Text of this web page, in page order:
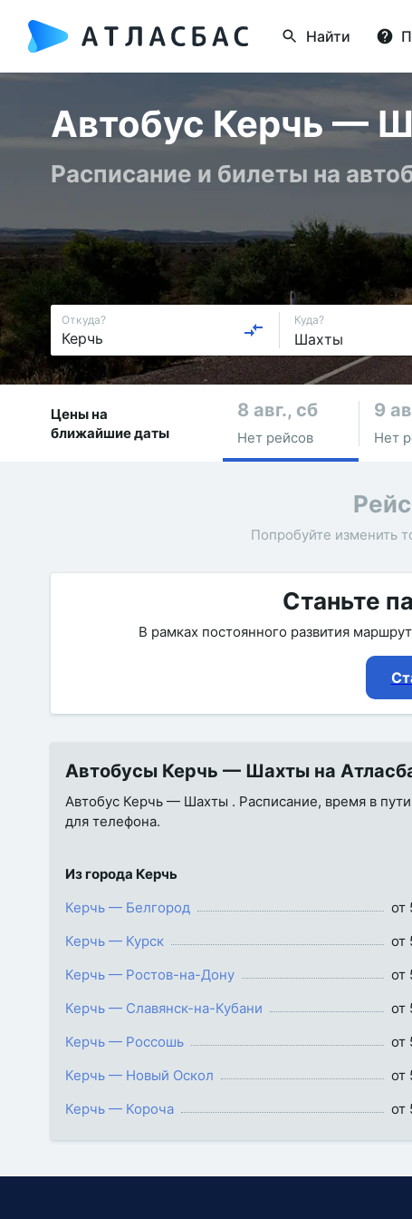
Найти
Автобус Керчь —
Расписание и билеты на
Откуда? Куда?
Цены на
ближайшие даты
8 авг., сб
Нет рейсов
9
Нет
Попробуйте изменить
Станьте
В рамках постоянного развития
Автобусы Керчь — Шахты на
Автобус Керчь — Шахты . Расписание, время в
для телефона.
Из города Керчь
Керчь — Белгород
от
Керчь — Курск
от
Керчь — Ростов-на-Дону
от
Керчь — Славянск-на-Кубани
от
Керчь — Россошь
от
Керчь — Новый Оскол
от
Керчь — Короча
от